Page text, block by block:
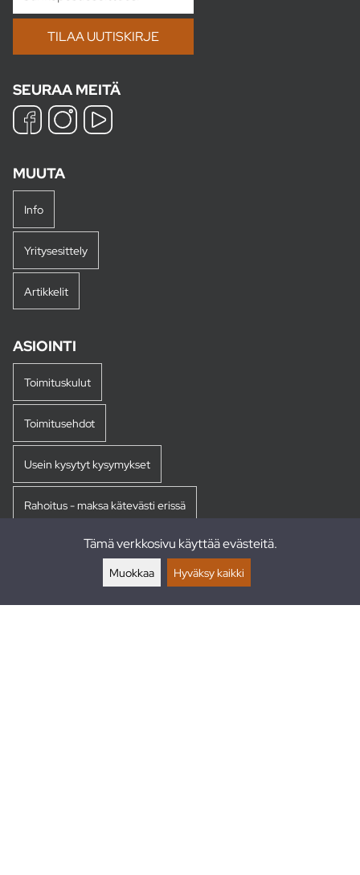
SEURAA MEITÄ
MUUTA
Info
Yritysesittely
Artikkelit
ASIOINTI
Toimituskulut
Toimitusehdot
Usein kysytyt kysymykset
Rahoitus - maksa kätevästi erissä
Tämä verkkosivu käyttää evästeitä.
Muokkaa Hyväksy kaikki